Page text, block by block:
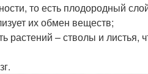
то есть плодородный
их обмен веществ;
растений – стволы и